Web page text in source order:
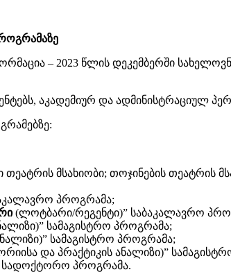
– 2023 წლის დეკემბერში
აკადემიურ და ადმინისტრაციულ
მსახიობი; თოჯინების თეატრის
პროგრამა;
(ლოტბარი/რეგენტი)” საბაკალავრო
სამაგისტრო პროგრამა;
სამაგისტრო პროგრამა;
და პრაქტიკის ანალიზი)”
სადოქტორო პროგრამა.